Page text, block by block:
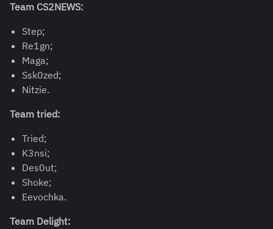
Team CS2NEWS:
Step;
Re1gn;
Maga;
Ssk0zed;
Nitzie.
Team tried:
Tried;
K3nsi;
Des0ut;
Shoke;
Eevochka.
Team Delight: